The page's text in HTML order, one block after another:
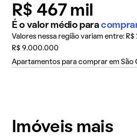
R$ 467 mil
É o valor médio para
Valores nessa região variam entre:
R$ 9.000.000
Apartamentos para comprar em São
Imóveis mais